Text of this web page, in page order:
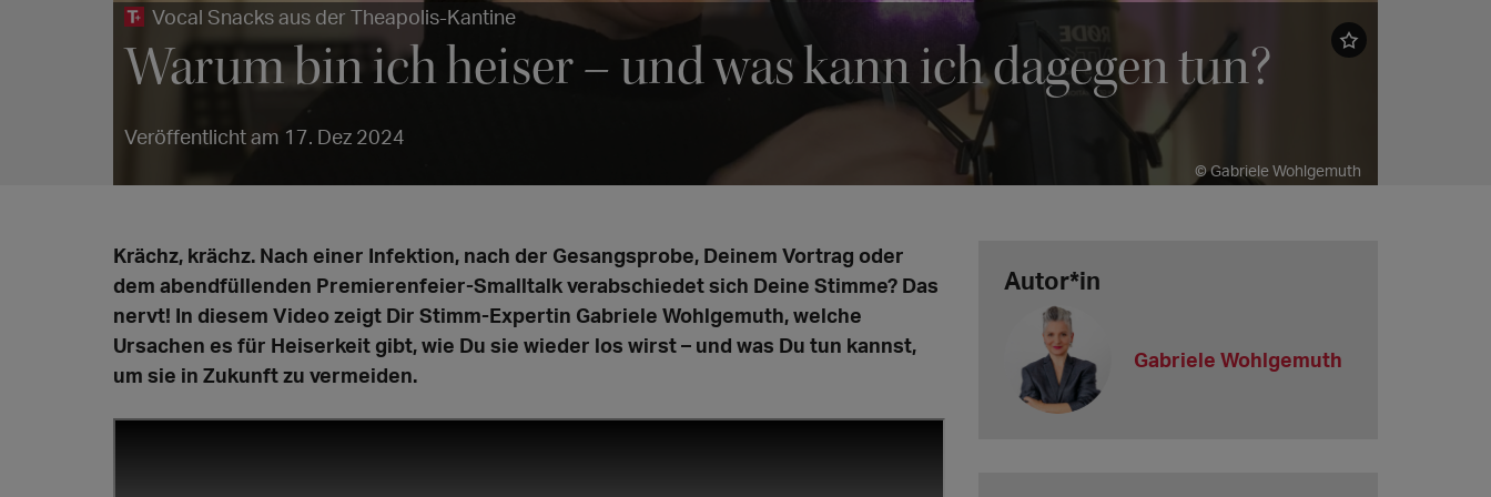
Vocal Snacks aus der Theapolis-Kantine
Warum bin ich heiser – und was kann ich dagegen tun?
Veröffentlicht am 17. Dez 2024
© Gabriele Wohlgemuth
Krächz, krächz. Nach einer Infektion, nach der Gesangsprobe, Deinem Vortrag oder
dem abendfüllenden Premierenfeier-Smalltalk verabschiedet sich Deine Stimme? Das
nervt! In diesem Video zeigt Dir Stimm-Expertin Gabriele Wohlgemuth, welche
Ursachen es für Heiserkeit gibt, wie Du sie wieder los wirst – und was Du tun kannst,
um sie in Zukunft zu vermeiden.
Autor*in
Gabriele Wohlgemuth